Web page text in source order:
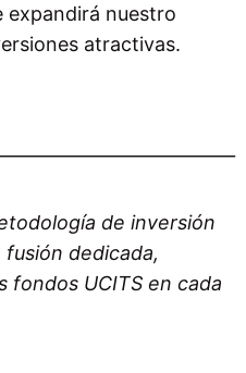
expandirá nuestro
atractivas.
de inversión
dedicada,
fondos UCITS en cada